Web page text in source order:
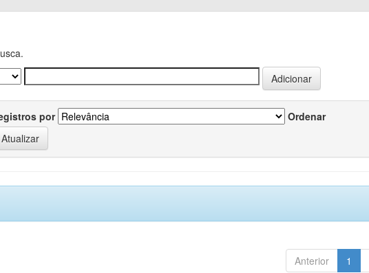
por
Ordenar
Anterior 1